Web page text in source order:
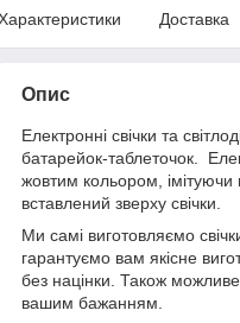
Доставка
Опис
Електронні свічки та
батарейок-таблеточок.
жовтим кольором, імітуючи
вставлений зверху свічки.
Ми самі виготовляємо
гарантуємо вам якісне
без націнки. Також
вашим бажанням.